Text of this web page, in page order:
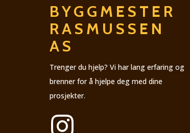
BYGGMESTER
RASMUSSEN
AS
Trenger du hjelp? Vi har lang erfaring og
brenner for å hjelpe deg med dine
prosjekter.